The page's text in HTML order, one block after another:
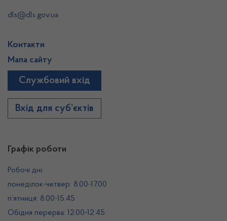
Графік роботи
Робочі дні:
понеділок-четвер: 8.00-17.00
п’ятниця: 8.00-15.45
Обідня перерва: 12.00-12.45
dls@dls.gov.ua
Контакти
Мапа сайту
Службовий вхід
Вхід для суб’єктів